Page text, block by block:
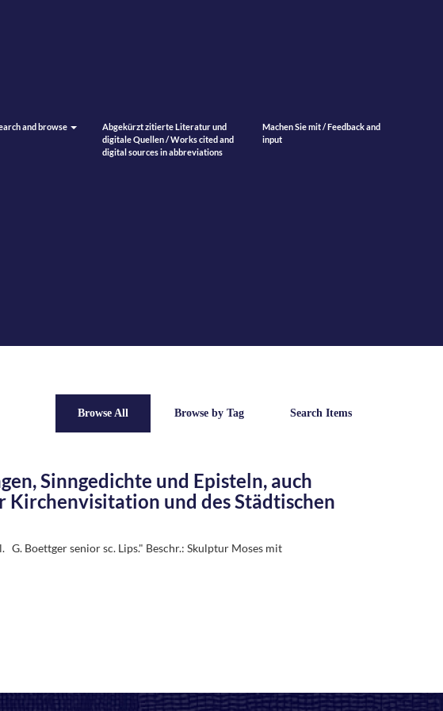
and browse
Abgekürzt zitierte Literatur und
digitale Quellen / Works cited and
digital sources in abbreviations
Machen Sie mit / Feedback and
input
Browse All Browse by Tag Search Items
Sinngedichte und Episteln, auch
Kirchenvisitation und des Städtischen
G. Boettger senior sc. Lips." Beschr.: Skulptur Moses mit